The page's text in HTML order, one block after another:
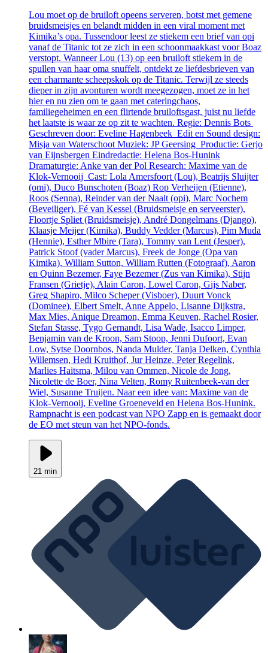
Lou moet op de bruiloft opeens serveren, botst met gemene
bruidsmeisjes en belandt midden in een viral moment met
Kimika’s opa. Tussendoor leest ze stiekem een brief van opi
vanaf de Titanic tot ze zich in een schoonmaakkast voor Boaz
verstopt. Wanneer Lou (13) op een bruiloft stiekem in de
spullen van haar oma snuffelt, ontdekt ze liefdesbrieven van
een charmante scheepskok op de Titanic. Terwijl ze steeds
dieper in zijn avonturen wordt meegezogen, moet ze in het
hier en nu zien om te gaan met cateringchaos,
familiegeheimen en een flirtende bruiloftsgast, juist nu liefde
het laatste is waar ze op zit te wachten. Regie: Dennis Bots
Geschreven door: Eveline Hagenbeek Edit en Sound design:
Misja van Waterschoot Muziek: JP Geersing Productie: Gerjo
van Eijnsbergen Eindredactie: Helena Bos-Hunink
Dramaturgie: Anke van der Pol Research: Maxime van de
Klok-Vernooij Cast: Lola Amersfoort (Lou), Beatrijs Sluijter
(omi), Duco Bunschoten (Boaz) Rop Verheijen (Etienne),
Roos (Senna), Reinder van der Naalt (opi), Marc Nochem
(Beveiliger), Fé van Kessel (Bruidsmeisje en serveerster),
Floortje Spliet (Bruidsmeisje), André Dongelmans (Django),
Klaasje Meijer (Kimika), Buddy Vedder (Marcus), Pim Muda
(Hennie), Esther Mbire (Tara), Tommy van Lent (Jesper),
Patrick Stoof (vader Marcus), Freek de Jonge (Opa van
Kimika), William Sutton, William Rutten (Fotograaf), Aaron
en Quinn Bezemer, Faye Bezemer (Zus van Kimika), Stijn
Fransen (Grietje), Alain Caron, Lowel Caron, Gijs Naber,
Greg Shapiro, Milco Scheper (Visboer), Duurt Vonck
(Dominee), Elbert Smelt, Anne Appelo, Lisanne Dijkstra,
Max Mies, Anique Dreamon, Emma Keuven, Rachel Rosier,
Stefan Stasse, Tygo Gernandt, Lisa Wade, Isacco Limper,
Benjamin van de Kroon, Sam Stoop, Jenni Dufoort, Evan
Low, Sytse Doornbos, Nanda Mulder, Tanja Delken, Cynthia
Willemsen, Hedi Kruithof, Jur Heinze, Peter Regelink,
Marlies Haitsma, Milou van Ommen, Nicole de Jong,
Nicolette de Boer, Nina Velten, Romy Ruitenbeek-van der
Wiel, Susanne Truijen. Naar een idee van: Maxime van de
Klok-Vernooij, Eveline Groeneveld en Helena Bos-Hunink.
Rampnacht is een podcast van NPO Zapp en is gemaakt door
de EO met steun van het NPO-fonds.
21 min